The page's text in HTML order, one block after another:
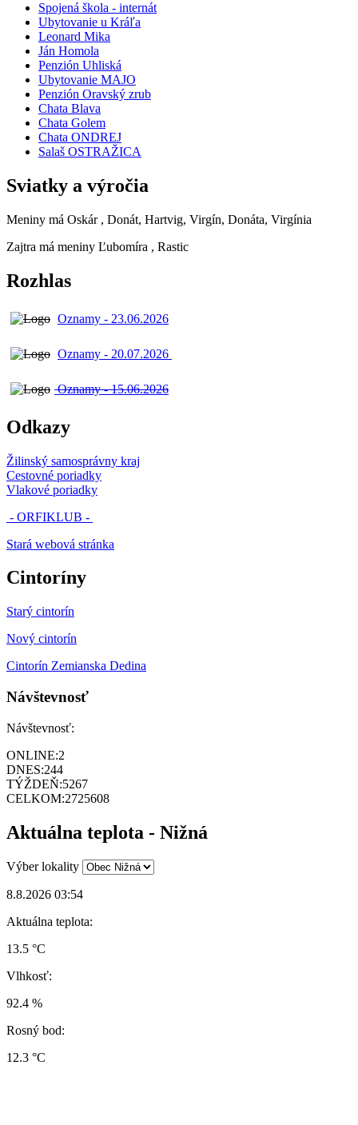
Spojená škola - internát
Ubytovanie u Kráľa
Leonard Mika
Ján Homola
Penzión Uhliská
Ubytovanie MAJO
Penzión Oravský zrub
Chata Blava
Chata Golem
Chata ONDREJ
Salaš OSTRAŽICA
Sviatky a výročia
Meniny má Oskár , Donát, Hartvig, Virgín, Donáta, Virgínia
Zajtra má meniny Ľubomíra , Rastic
Rozhlas
Oznamy - 23.06.2026
Oznamy - 20.07.2026
Oznamy - 15.06.2026
Odkazy
Žilinský samosprávny kraj
Cestovné poriadky
Vlakové poriadky
- ORFIKLUB -
Stará webová stránka
Cintoríny
Starý cintorín
Nový cintorín
Cintorín Zemianska Dedina
Návštevnosť
Návštevnosť:
ONLINE:2
DNES:244
TÝŽDEŇ:5267
CELKOM:2725608
Aktuálna teplota - Nižná
Výber lokality
8.8.2026 03:54
Aktuálna teplota:
13.5 °C
Vlhkosť:
92.4 %
Rosný bod:
12.3 °C